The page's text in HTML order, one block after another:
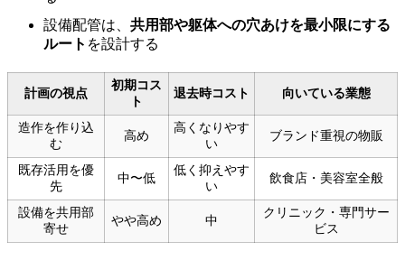
設備配管は、 共用部や躯体への穴あけを最小限にする
ルート を設計する
計画の視点
初期コス
ト
退去時コスト 向いている業態
造作を作り込
む
高め
高くなりやす
い
ブランド重視の物販
既存活用を優
先
中〜低
低く抑えやす
い
飲食店・美容室全般
設備を共用部
寄せ
やや高め 中
クリニック・専門サー
ビス